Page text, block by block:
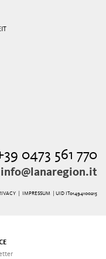
0473 561 770
info@lanaregion.it
| IMPRESSUM | UID IT01494100215